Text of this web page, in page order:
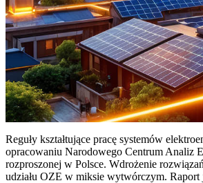
Reguły kształtujące pracę systemów
opracowaniu Narodowego Centrum Analiz
rozproszonej w Polsce. Wdrożenie
udziału OZE w miksie wytwórczym. Raport